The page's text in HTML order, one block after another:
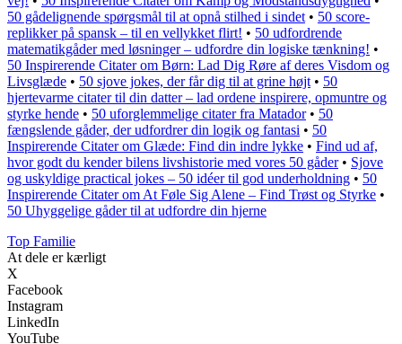
50 gådelignende spørgsmål til at opnå stilhed i sindet • 50 score-
replikker på spansk – til en vellykket flirt! • 50 udfordrende
matematikgåder med løsninger – udfordre din logiske tænkning! •
50 Inspirerende Citater om Børn: Lad Dig Røre af deres Visdom og
Livsglæde • 50 sjove jokes, der får dig til at grine højt • 50
hjertevarme citater til din datter – lad ordene inspirere, opmuntre og
styrke hende • 50 uforglemmelige citater fra Matador• 50
fængslende gåder, der udfordrer din logik og fantasi • 50
Inspirerende Citater om Glæde: Find din indre lykke • Find ud af,
hvor godt du kender bilens livshistorie med vores 50 gåder• Sjove
og uskyldige practical jokes – 50 idéer til god underholdning • 50
Inspirerende Citater om At Føle Sig Alene – Find Trøst og Styrke •
50 Uhyggelige gåder til at udfordre din hjerne
Top Familie
At dele er kærligt
X
Facebook
Instagram
LinkedIn
YouTube